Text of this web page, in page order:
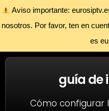
Aviso importante:
nosotros. Por favor, ten en
es
guía de
Cómo configurar